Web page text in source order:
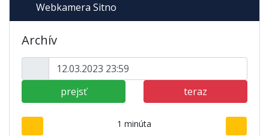
Webkamera Sitno
Archív
prejsť teraz
1 minúta